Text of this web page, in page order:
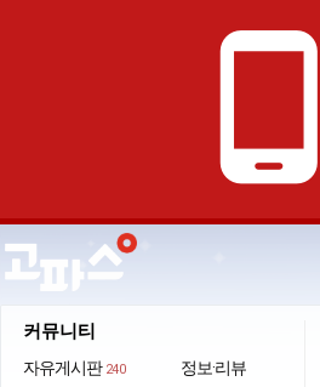
phone_android
커뮤니티
자유게시판 240
정보·리뷰